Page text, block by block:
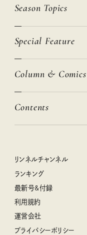
Season Topics
真夏のひんやりグッズ
ニトリ・イケア・無印良品
絶品、お餅レシピ大集合！
クラフトビール案内
母の日に贈りたい、お花
Special Feature
2026年春夏 トレンドファ
女子旅おすすめスポッ
リンネル 暮らしの道具大
ナチュラルメイクレッスン
喜ばれる贈り物手帖
Column & Comics
ぐれいさん
空想喫茶トラノコクさん
圷みほさんのゆるっと週
豆柴・まもるくんの旅日記
柳沢小実さんのお散歩す
Contents
リンネル暮らし部
リンネルチャンネル
おぱんつ君のわくわく楽
毎日が心地よくなるリンネ
リンネルチャンネル
ランキング
最新号&付録
利用規約
運営会社
プライバシーポリシー